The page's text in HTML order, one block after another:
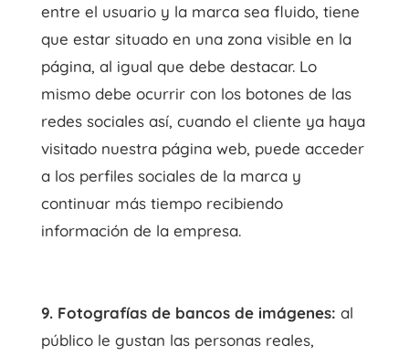
entre el usuario y la marca sea fluido, tiene
que estar situado en una zona visible en la
página, al igual que debe destacar. Lo
mismo debe ocurrir con los botones de las
redes sociales así, cuando el cliente ya haya
visitado nuestra página web, puede acceder
a los perfiles sociales de la marca y
continuar más tiempo recibiendo
información de la empresa.
9. Fotografías de bancos de imágenes: al
público le gustan las personas reales,